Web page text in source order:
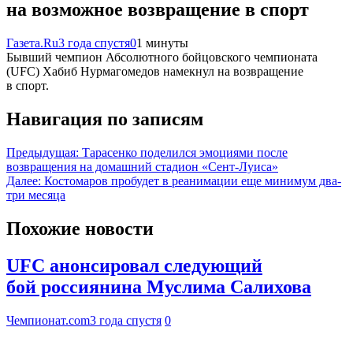
на возможное возвращение в спорт
Газета.Ru3 года спустя01 минуты
Бывший чемпион Абсолютного бойцовского чемпионата
(UFC) Хабиб Нурмагомедов намекнул на возвращение
в спорт.
Навигация по записям
Предыдущая: Тарасенко поделился эмоциями после
возвращения на домашний стадион «Сент-Луиса»
Далее: Костомаров пробудет в реанимации еще минимум два-
три месяца
Похожие новости
UFC анонсировал следующий
бой россиянина Муслима Салихова
Чемпионат.com3 года спустя 0